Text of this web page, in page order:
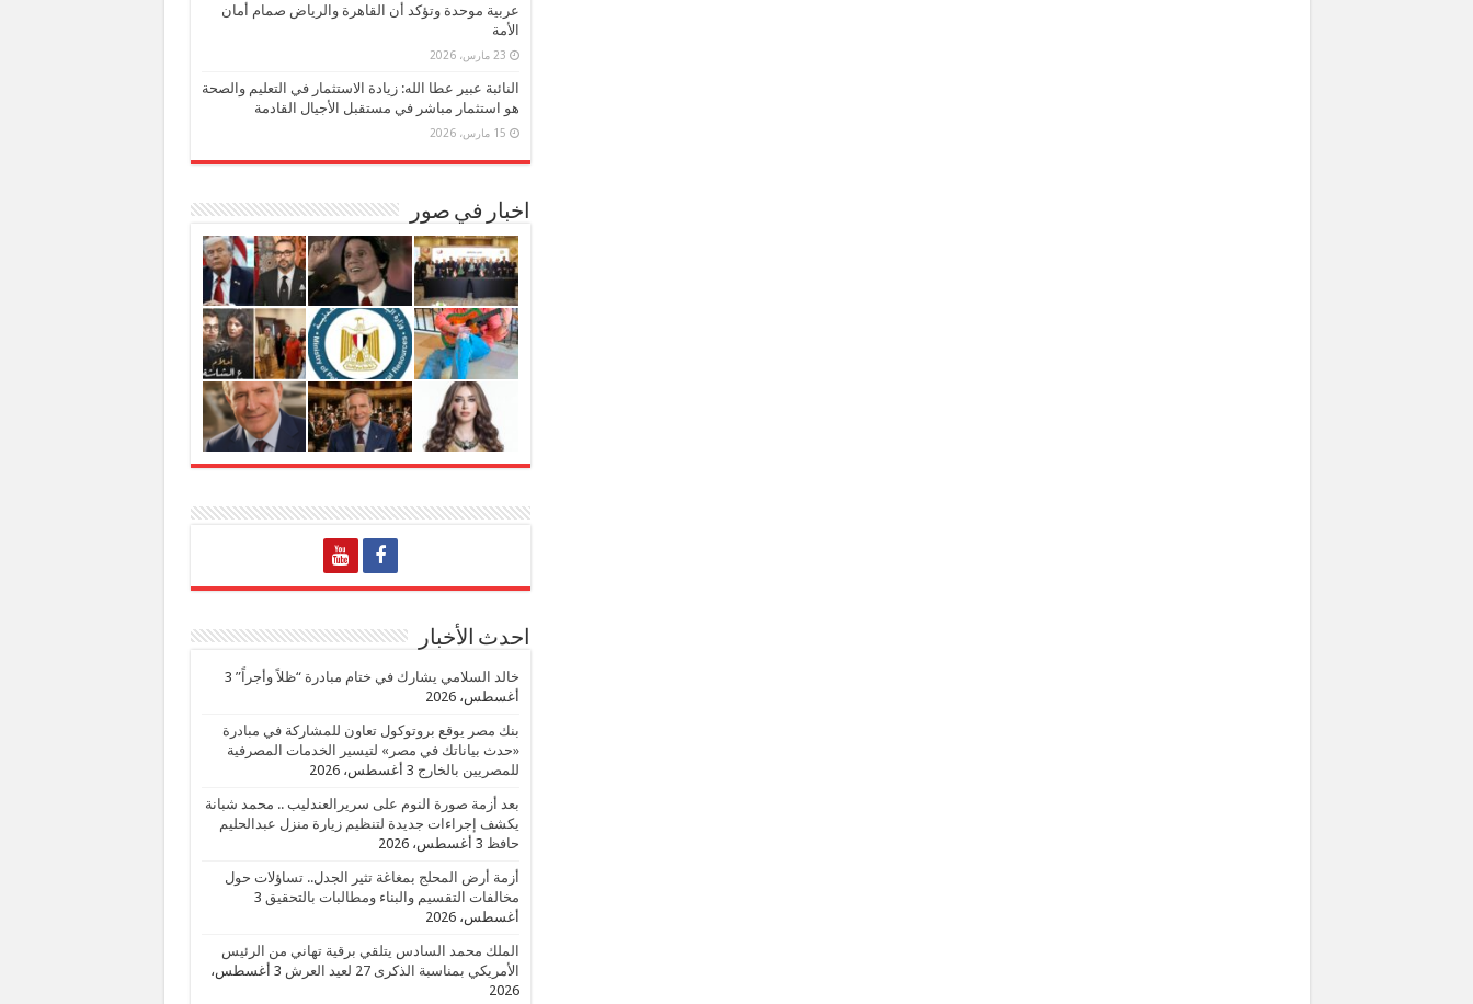
عربية موحدة وتؤكد أن القاهرة والرياض صمام أمان
الأمة
23 مارس، 2026
النائبة عبير عطا الله: زيادة الاستثمار في التعليم والصحة
هو استثمار مباشر في مستقبل الأجيال القادمة
15 مارس، 2026
اخبار في صور
احدث الأخبار
خالد السلامي يشارك في ختام مبادرة “ظلاً وأجراً” 3
أغسطس، 2026
بنك مصر يوقع بروتوكول تعاون للمشاركة في مبادرة
«حدث بياناتك في مصر» لتيسير الخدمات المصرفية
للمصريين بالخارج 3 أغسطس، 2026
بعد أزمة صورة النوم على سريرالعندليب .. محمد شبانة
يكشف إجراءات جديدة لتنظيم زيارة منزل عبدالحليم
حافظ 3 أغسطس، 2026
أزمة أرض المحلج بمغاغة تثير الجدل.. تساؤلات حول
مخالفات التقسيم والبناء ومطالبات بالتحقيق 3
أغسطس، 2026
الملك محمد السادس يتلقي برقية تهاني من الرئيس
الأمريكي بمناسبة الذكرى 27 لعيد العرش
3 أغسطس،
2026